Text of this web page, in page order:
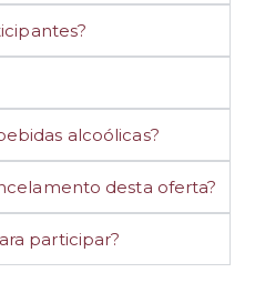
alcoólicas?
desta oferta?
participar?